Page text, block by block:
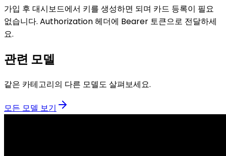
가입 후 대시보드에서 키를 생성하면 되며 카드 등록이 필요
없습니다. Authorization 헤더에 Bearer 토큰으로 전달하세
요.
관련 모델
같은 카테고리의 다른 모델도 살펴보세요.
모든 모델 보기